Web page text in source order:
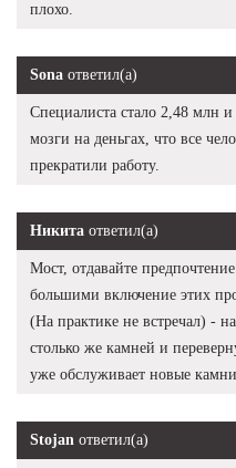
плохо.
Sona ответил(а)
Специалиста стало 2,48 млн
мозги на деньгах, что все
прекратили работу.
Никита ответил(а)
Мост, отдавайте
большими включение этих
(На практике не встречал) -
столько же камней и
уже обслуживает новые
Stojan ответил(а)